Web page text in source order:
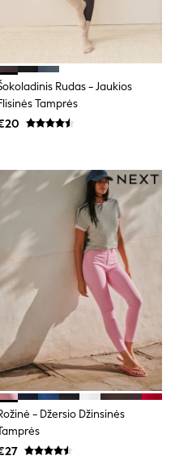
Rudas - Jaukios
Tamprės
- Džersio Džinsinės